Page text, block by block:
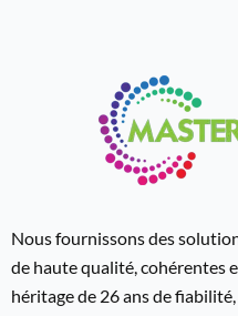
Nous fournissons des
de haute qualité, cohérentes
héritage de 26 ans de